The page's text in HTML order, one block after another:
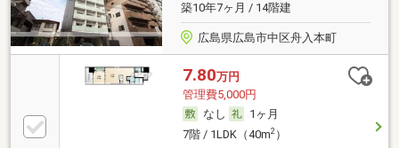
築10年7ヶ月 / 14階建
広島県広島市中区舟入本町
7.80万円
管理費5,000円
なし
1ヶ月
7階 / 1LDK（40m2）